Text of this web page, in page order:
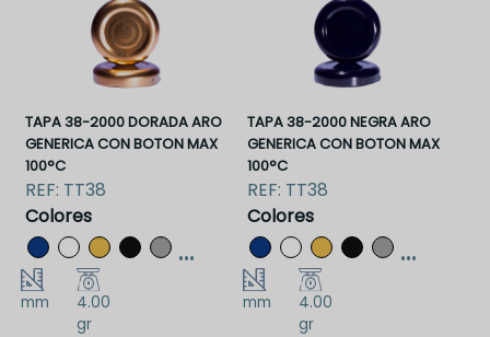
TAPA 38-2000 DORADA ARO
GENERICA CON BOTON MAX
100°C
REF: TT38
Colores
...
mm
4.00
gr
TAPA 38-2000 NEGRA ARO
GENERICA CON BOTON MAX
100°C
REF: TT38
Colores
...
mm
4.00
gr